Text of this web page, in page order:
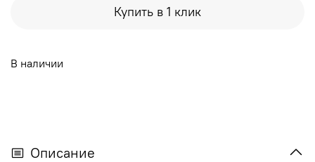
Купить в 1 клик
В наличии
Описание